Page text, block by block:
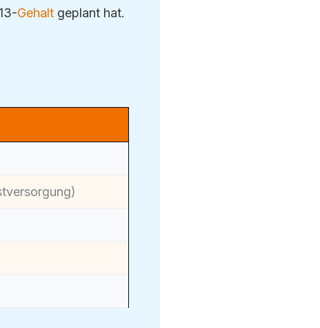
Gehalt geplant hat.